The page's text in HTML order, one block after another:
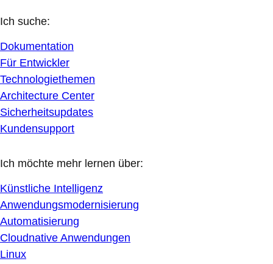
Ich suche:
Dokumentation
Für Entwickler
Technologiethemen
Architecture Center
Sicherheitsupdates
Kundensupport
Ich möchte mehr lernen über:
Künstliche Intelligenz
Anwendungsmodernisierung
Automatisierung
Cloudnative Anwendungen
Linux